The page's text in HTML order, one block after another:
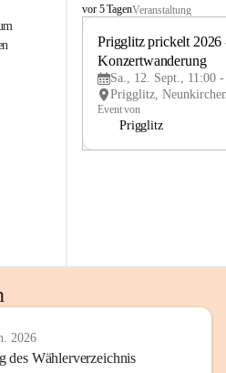
P
vor 5 TagenVeranstaltung
Prigglitz prickelt 2026
Konzertwanderung
Sa., 12. Sept., 11:00
Event von
Prigglitz
2026
des Wählerverzeichnis